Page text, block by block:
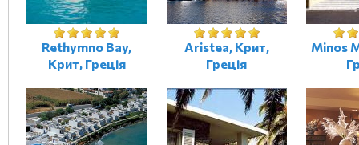
Rethymno Bay,
Крит, Греція
Aristea, Крит,
Греція
Minos